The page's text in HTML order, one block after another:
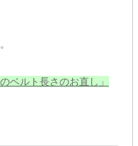
ベルト長さのお直し」